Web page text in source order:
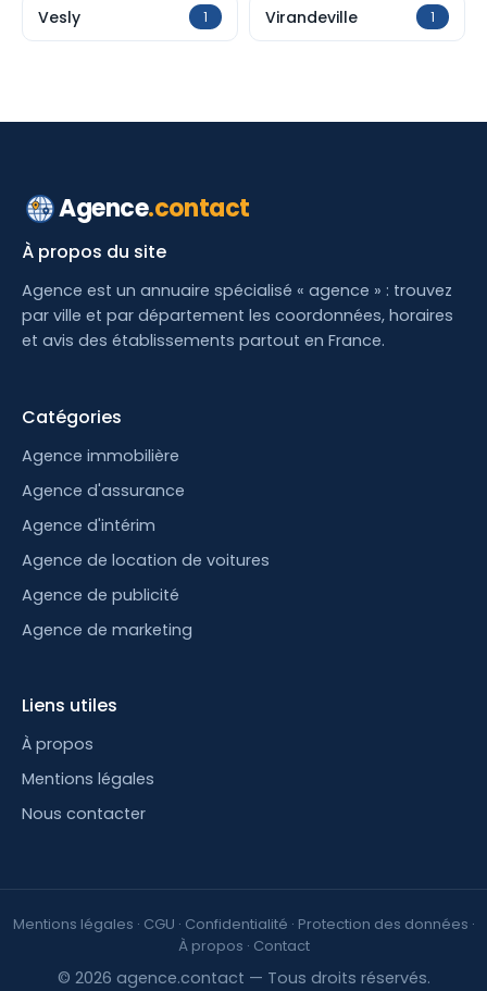
Vesly 1 Virandeville 1
Agence.contact
À propos du site
Agence est un annuaire spécialisé « agence » : trouvez
par ville et par département les coordonnées, horaires
et avis des établissements partout en France.
Catégories
Agence immobilière
Agence d'assurance
Agence d'intérim
Agence de location de voitures
Agence de publicité
Agence de marketing
Liens utiles
À propos
Mentions légales
Nous contacter
Mentions légales · CGU · Confidentialité · Protection des données ·
À propos · Contact
© 2026 agence.contact — Tous droits réservés.